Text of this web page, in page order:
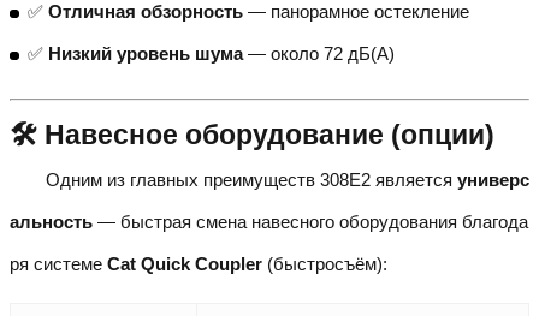
✅ Отличная обзорность — панорамное остекление
✅ Низкий уровень шума— около 72 дБ(А)
🛠️ Навесное оборудование (опции)
Одним из главных преимуществ 308E2 является универс
альность — быстрая смена навесного оборудования благода
ря системе Cat Quick Coupler (быстросъём):